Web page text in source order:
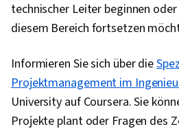
technischer Leiter beginnen
diesem Bereich fortsetzen
Informieren Sie sich über die
Projektmanagement im
University auf Coursera. Sie
Projekte plant oder Fragen des